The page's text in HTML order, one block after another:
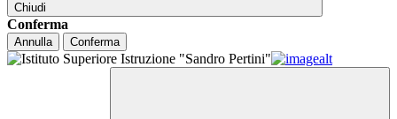
Chiudi
Conferma
Annulla Conferma